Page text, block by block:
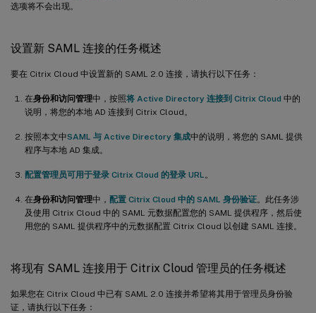
选项将不会出现。
设置新 SAML 连接的任务概述
要在 Citrix Cloud 中设置新的 SAML 2.0 连接，请执行以下任务：
在身份和访问管理中，按照将 Active Directory 连接到 Citrix Cloud 中的
说明，将您的本地 AD 连接到 Citrix Cloud。
按照本文中SAML 与 Active Directory 集成中的说明，将您的 SAML 提供
程序与本地 AD 集成。
配置管理员可用于登录 Citrix Cloud 的登录 URL 。
在身份和访问管理中， 配置 Citrix Cloud 中的 SAML 身份验证。此任务涉
及使用 Citrix Cloud 中的 SAML 元数据配置您的 SAML 提供程序，然后使
用您的 SAML 提供程序中的元数据配置 Citrix Cloud 以创建 SAML 连接。
将现有 SAML 连接用于 Citrix Cloud 管理员的任务概述
如果您在 Citrix Cloud 中已有 SAML 2.0 连接并希望将其用于管理员身份验
证，请执行以下任务：